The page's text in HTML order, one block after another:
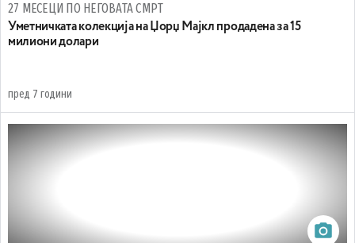
27 МЕСЕЦИ ПО НЕГОВАТА СМРТ
Уметничката колекција на Џорџ Мајкл продадена за 15
милиони долари
пред 7 години